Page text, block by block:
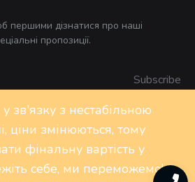
першими дізнатися про наші
пропозиції.
shop. All rights reserved
Контакти
зв'язку з нестабільною
ціни змінюються, тому
фінальну вартість у
себе, ми переможемо!